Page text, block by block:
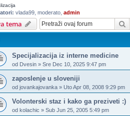
vlada99 moderato admin
tema
Specijalizacija iz interne medicine
od Dvesin » Sre Dec 10, 2025 9:47 pm
zaposlenje u sloveniji
od jovankajovanka » Uto Apr 08, 2008 9:29 pm
Volonterski staz i kako ga preziveti :)
od kolachic » Sub Jun 25, 2005 5:49 pm